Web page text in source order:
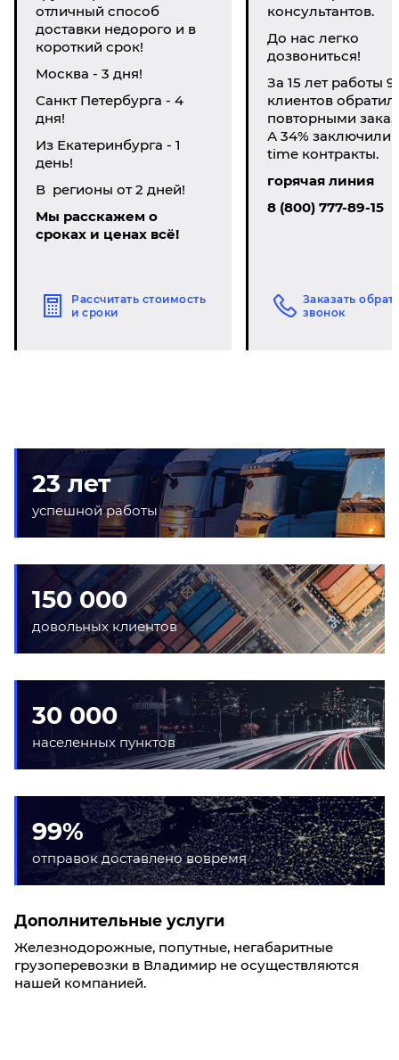
отличный способ
доставки недорого и в
короткий срок!
Москва - 3 дня!
Санкт Петербурга - 4
дня!
Из Екатеринбурга - 1
день!
В регионы от 2 дней!
Мы расскажем о
сроках и ценах всё!
Рассчитать стоимость
и сроки
консультантов.
До нас легко
дозвониться!
За 15 лет работы
клиентов
повторными
А 34% заключили
time контракты.
горячая линия
8 (800) 777-89-15
Заказать
звонок
23 лет
успешной работы
150 000
довольных клиентов
30 000
населенных пунктов
99%
отправок доставлено вовремя
Дополнительные услуги
Железнодорожные, попутные, негабаритные
грузоперевозки в Владимир не осуществляются
нашей компанией.